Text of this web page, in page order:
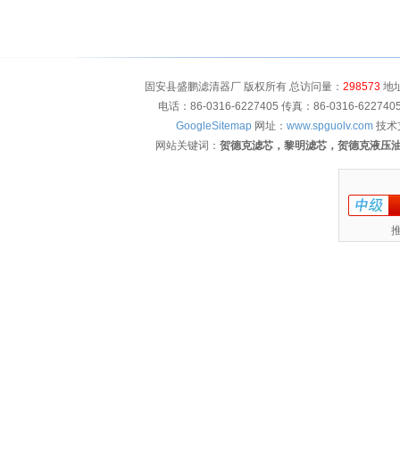
固安县盛鹏滤清器厂 版权所有 总访问量： 298573地
电话：86-0316-6227405 传真：86-0316-
GoogleSitemap 网址： www.spguolv.com 技术
网站关键词： 贺德克滤芯，黎明滤芯，贺德克液压